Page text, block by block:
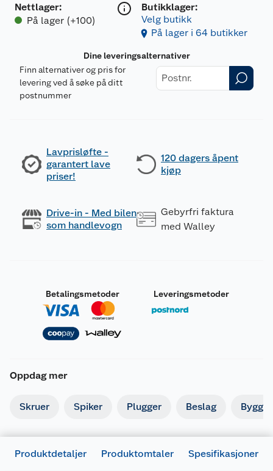
Nettlager:
På lager (+100)
Butikklager:
Velg butikk
På lager i 64 butikker
Dine leveringsalternativer
Finn alternativer og pris for
levering ved å søke på ditt
postnummer
Lavprisløfte -
garantert lave
priser!
120 dagers åpent
kjøp
Drive-in - Med bilen
som handlevogn
Gebyrfri faktura
med Walley
Betalingsmetoder Leveringsmetoder
Oppdag mer
Skruer Spiker Plugger Beslag
Produktdetaljer Produktomtaler Spesifikasjoner